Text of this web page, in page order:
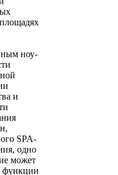
ноу-
и
SPA-
одно
может
функции